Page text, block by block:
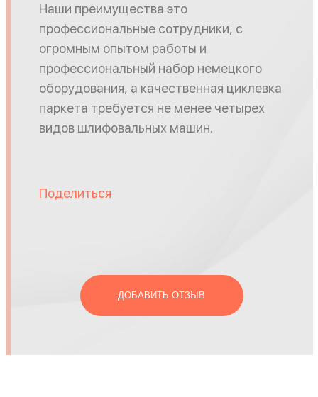
Наши преимущества это
профессиональные сотрудники, с
огромным опытом работы и
профессиональный набор немецкого
оборудования, а качественная циклевка
паркета требуется не менее четырех
видов шлифовальных машин.
Поделиться
ДОБАВИТЬ ОТЗЫВ